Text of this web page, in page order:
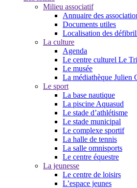
Milieu associatif
Annuaire des
Documents utiles
Localisation des
La culture
Agenda
Le centre culturel Le
Le musée
La médiathèque Julien
Le sport
La base nautique
La piscine Aquasud
Le stade d’athlétisme
Le stade municipal
Le complexe sportif
La halle de tennis
La salle omnisports
Le centre équestre
La jeunesse
Le centre de loisirs
L’espace jeunes